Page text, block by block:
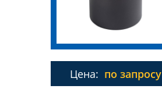
Цена: по запросу